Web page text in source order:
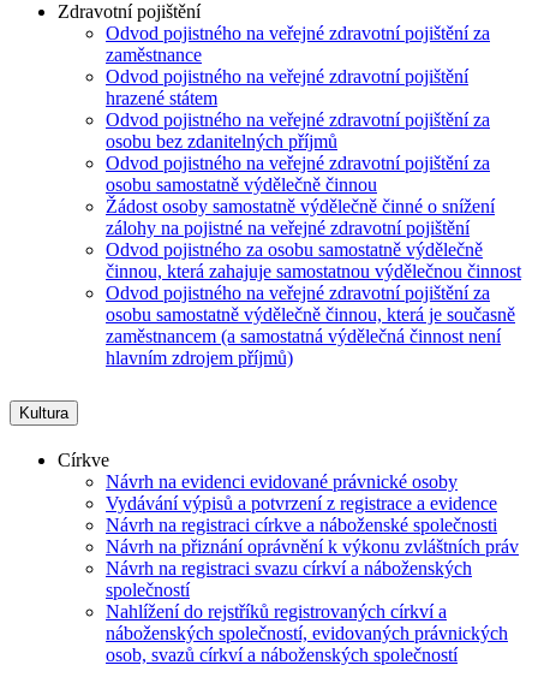
Zdravotní pojištění
Odvod pojistného na veřejné zdravotní pojištění za
zaměstnance
Odvod pojistného na veřejné zdravotní pojištění
hrazené státem
Odvod pojistného na veřejné zdravotní pojištění za
osobu bez zdanitelných příjmů
Odvod pojistného na veřejné zdravotní pojištění za
osobu samostatně výdělečně činnou
Žádost osoby samostatně výdělečně činné o snížení
zálohy na pojistné na veřejné zdravotní pojištění
Odvod pojistného za osobu samostatně výdělečně
činnou, která zahajuje samostatnou výdělečnou činnost
Odvod pojistného na veřejné zdravotní pojištění za
osobu samostatně výdělečně činnou, která je současně
zaměstnancem (a samostatná výdělečná činnost není
hlavním zdrojem příjmů)
Kultura
Církve
Návrh na evidenci evidované právnické osoby
Vydávání výpisů a potvrzení z registrace a evidence
Návrh na registraci církve a náboženské společnosti
Návrh na přiznání oprávnění k výkonu zvláštních práv
Návrh na registraci svazu církví a náboženských
společností
Nahlížení do rejstříků registrovaných církví a
náboženských společností, evidovaných právnických
osob, svazů církví a náboženských společností